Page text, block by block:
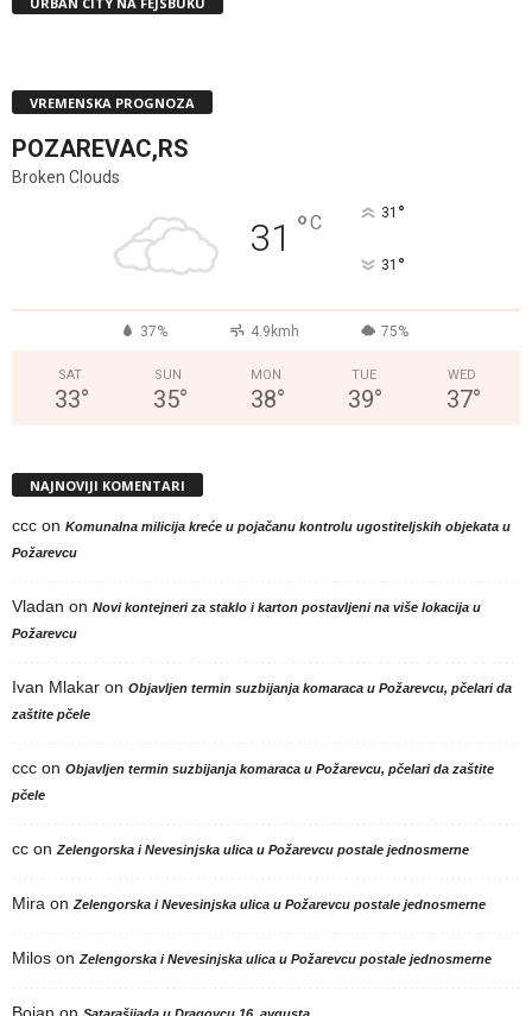
VREMENSKA PROGNOZA
POZAREVAC,RS
Broken Clouds
31 °C 31 °
31 °
37% 4.9kmh 75%
SAT
33°
SUN
35°
MON
38°
TUE
39°
WED
37°
NAJNOVIJI KOMENTARI
ccc on Komunalna milicija kreće u pojačanu kontrolu ugostiteljskih objekata u
Požarevcu
Vladan on Novi kontejneri za staklo i karton postavljeni na više lokacija u
Požarevcu
Ivan Mlakar on Objavljen termin suzbijanja komaraca u Požarevcu, pčelari da
zaštite pčele
ccc on Objavljen termin suzbijanja komaraca u Požarevcu, pčelari da zaštite
pčele
cc on Zelengorska i Nevesinjska ulica u Požarevcu postale jednosmerne
Mira on Zelengorska i Nevesinjska ulica u Požarevcu postale jednosmerne
Milos on Zelengorska i Nevesinjska ulica u Požarevcu postale jednosmerne